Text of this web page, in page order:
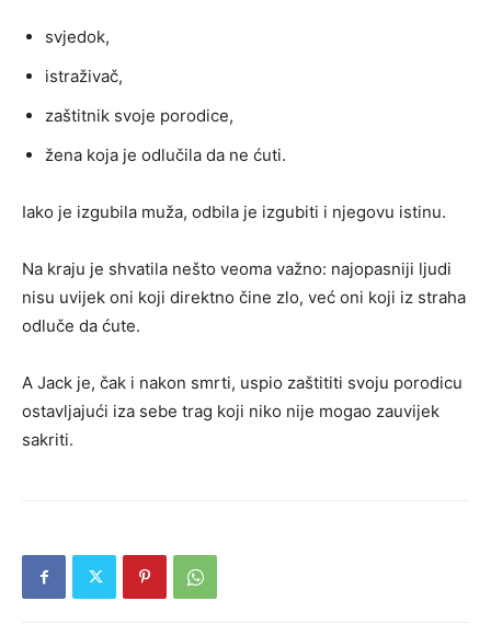
svjedok,
istraživač,
zaštitnik svoje porodice,
žena koja je odlučila da ne ćuti.
Iako je izgubila muža, odbila je izgubiti i njegovu istinu.
Na kraju je shvatila nešto veoma važno: najopasniji ljudi
nisu uvijek oni koji direktno čine zlo, već oni koji iz straha
odluče da ćute.
A Jack je, čak i nakon smrti, uspio zaštititi svoju porodicu
ostavljajući iza sebe trag koji niko nije mogao zauvijek
sakriti.